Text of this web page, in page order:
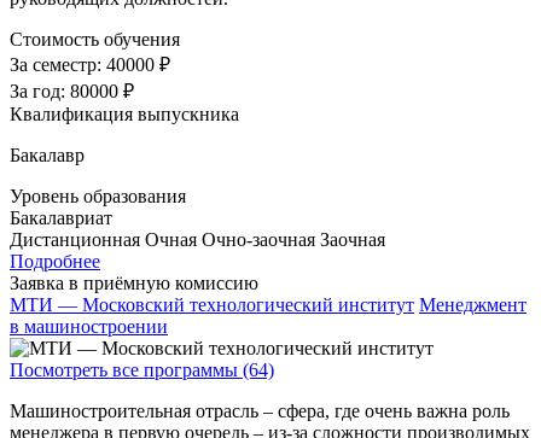
Стоимость обучения
За семестр: 40000 ₽
За год: 80000 ₽
Квалификация выпускника
Бакалавр
Уровень образования
Бакалавриат
Дистанционная Очная Очно-заочная Заочная
Подробнее
Заявка в приёмную комиссию
МТИ — Московский технологический институт Менеджмент
в машиностроении
Посмотреть все программы (64)
Машиностроительная отрасль – сфера, где очень важна роль
менеджера в первую очередь – из-за сложности производимых